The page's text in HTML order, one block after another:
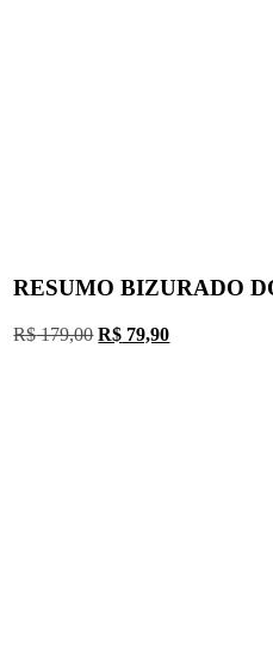
RESUMO BIZURADO
R$179,00 O
R$ 79,90O